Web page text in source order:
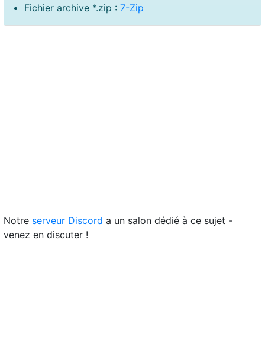
Fichier archive *.zip : 7-Zip
Notre serveur Discord a un salon dédié à ce sujet -
venez en discuter !